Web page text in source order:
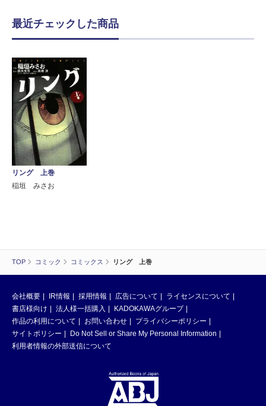
TOP コミック コミックス リング 上巻
最近チェックした商品
リング 上巻
稲垣 みさお
会社概要 IR情報 採用情報 広告について
ライセンスについて
書店様向け
法人様一括購入
KADOKAWAグループ
作品の利用について
お問い合わせ
プライバシーポリシー
サイトポリシー
Do Not Sell or Share My Personal Information
利用者情報の外部送信について